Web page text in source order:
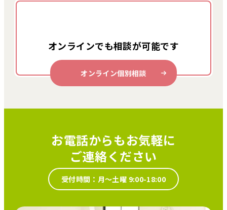
オンラインでも相談が可能です
オンライン個別相談
お電話からもお気軽に
ご連絡ください
受付時間：月～土曜 9:00-18:00